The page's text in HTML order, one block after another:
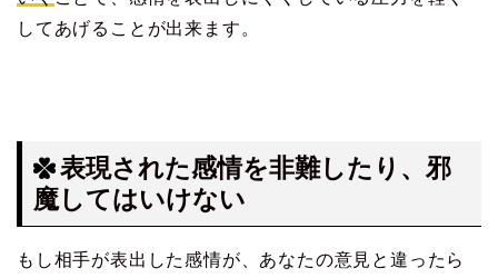
してあげることが出来ます。
表現された感情を非難したり、邪
魔してはいけない
もし相手が表出した感情が、あなたの意見と違ったら